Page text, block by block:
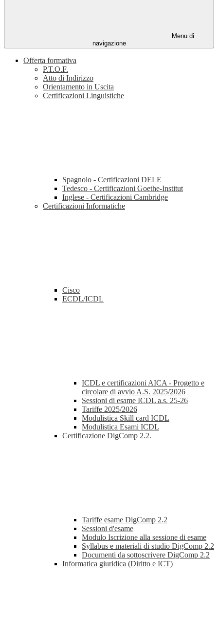
Menu di
navigazione
Offerta formativa
P.T.O.F.
Atto di Indirizzo
Orientamento in Uscita
Certificazioni Linguistiche
Spagnolo - Certificazioni DELE
Tedesco - Certificazioni Goethe-Institut
Inglese - Certificazioni Cambridge
Certificazioni Informatiche
Cisco
ECDL/ICDL
ICDL e certificazioni AICA - Progetto e
circolare di avvio A.S. 2025/2026
Sessioni di esame ICDL a.s. 25-26
Tariffe 2025/2026
Modulistica Skill card ICDL
Modulistica Esami ICDL
Certificazione DigComp 2.2.
Tariffe esame DigComp 2.2
Sessioni d'esame
Modulo Iscrizione alla sessione di esame
Syllabus e materiali di studio DigComp 2.2
Documenti da sottoscrivere DigComp 2.2
Informatica giuridica (Diritto e ICT)